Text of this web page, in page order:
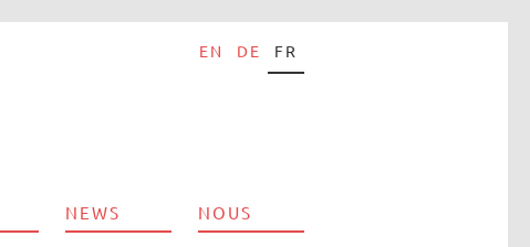
EN DE FR
NEWS NOUS